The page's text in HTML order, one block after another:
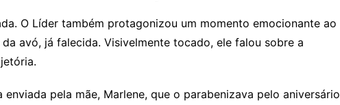
O Líder também protagonizou um momento emocionante ao
avó, já falecida. Visivelmente tocado, ele falou sobre a
pela mãe, Marlene, que o parabenizava pelo aniversário